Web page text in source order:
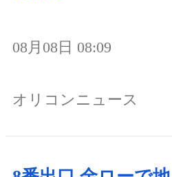
08月08日 08:09
オリコンニュース